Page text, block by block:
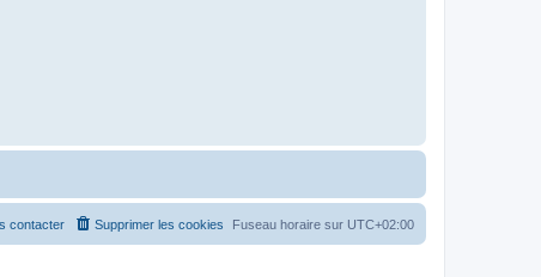
Fuseau horaire sur UTC+02:00
Supprimer les cookies
contacter